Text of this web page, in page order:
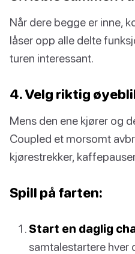
Når dere begge er inne,
låser opp alle delte
turen interessant.
4. Velg riktig
Mens den ene kjører og
Coupled et morsomt
kjørestrekker,
Spill på farten:
Start en daglig
samtalestartere